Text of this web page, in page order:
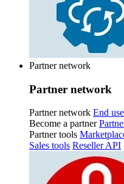
Partner network
Partner network
Partner network End
Become a partner
Partner tools
Sales tools Reseller API